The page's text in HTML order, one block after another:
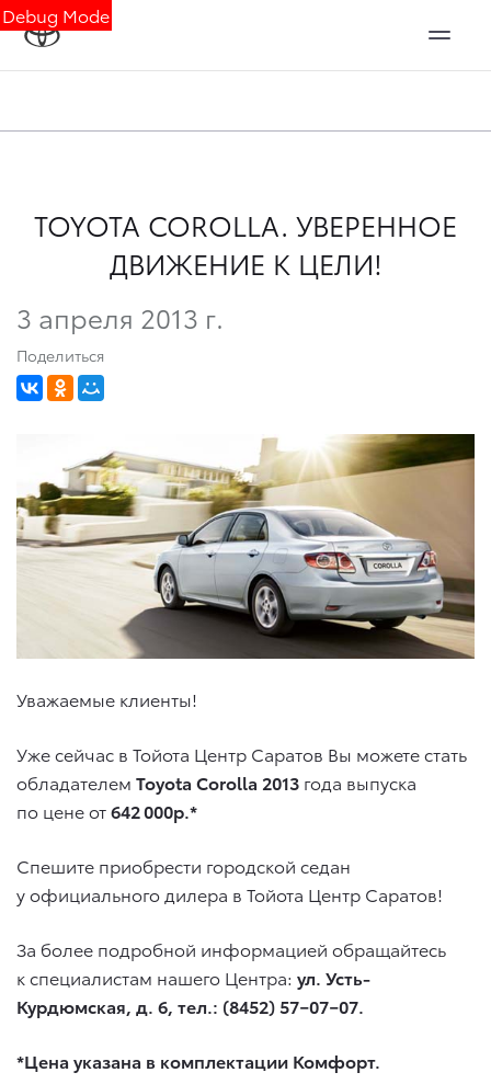
Debug Mode
TOYOTA COROLLA. УВЕРЕННОЕ
ДВИЖЕНИЕ К ЦЕЛИ!
3 апреля 2013 г.
Поделиться
Уважаемые клиенты!
Уже сейчас в Тойота Центр Саратов Вы можете стать
обладателем Toyota Corolla 2013 года выпуска
по цене от642 000р.*
Спешите приобрести городской седан
у официального дилера в Тойота Центр Саратов!
За более подробной информацией обращайтесь
к специалистам нашего Центра: ул. Усть-
Курдюмская, д. 6, тел.: (8452) 57−07−07.
*Цена указана в комплектации Комфорт.